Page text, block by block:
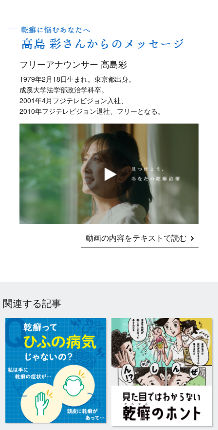
フリーアナウンサー 高島彩
1979年2月18日生まれ。東京都出身。
成蹊大学法学部政治学科卒。
2001年4月フジテレビジョン入社、
2010年フジテレビジョン退社、フリーとなる。
動画の内容をテキストで読む
関連する記事